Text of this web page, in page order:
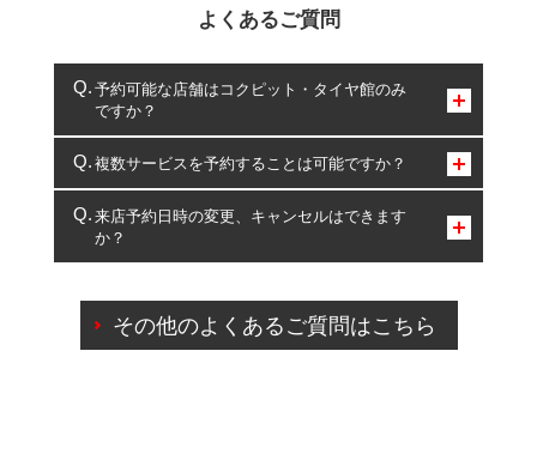
よくあるご質問
予約可能な店舗はコクピット・タイヤ館のみ
ですか？
コクピット・タイヤ館のみとなります。
複数サービスを予約することは可能ですか？
複数サービスのご予約は可能です。
一部の商品・サービスの組み合わせに限り、同時にご予約が
出来ないものもございます。
来店予約日時の変更、キャンセルはできます
か？
ご来店予約日の3営業日前を過ぎている場合のご予約
の日時変更につきましては、直接ご予約の店舗まで
その他のよくあるご質問はこちら